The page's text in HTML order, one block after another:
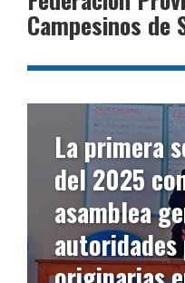
Campesinos de
La primera
del 2025
asamblea